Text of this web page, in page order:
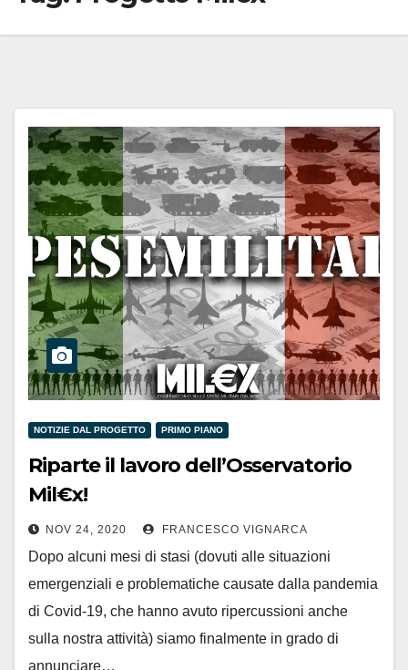
NOTIZIE DAL PROGETTO PRIMO PIANO
Riparte il lavoro dell’Osservatorio
Mil€x!
NOV 24, 2020 FRANCESCO VIGNARCA
Dopo alcuni mesi di stasi (dovuti alle situazioni
emergenziali e problematiche causate dalla pandemia
di Covid-19, che hanno avuto ripercussioni anche
sulla nostra attività) siamo finalmente in grado di
annunciare…